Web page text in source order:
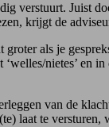
verstuurt. Juist
krijgt de
als je
nietes’ en
van de
laat te versturen,